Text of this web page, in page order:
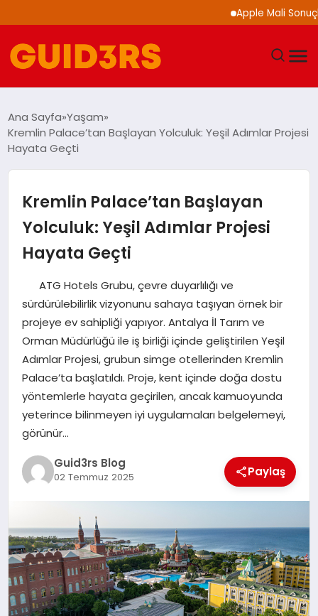
Apple Mali
YAŞAM
SAĞLIK
EKONOMI
MAGAZIN
EĞITIM
Ana Sayfa Yaşam
Kremlin Palace’tan Başlayan Yolculuk: Yeşil Adımlar Projesi
Hayata Geçti
Kremlin Palace’tan Başlayan
Yolculuk: Yeşil Adımlar Projesi
Hayata Geçti
ATG Hotels Grubu, çevre duyarlılığı ve
sürdürülebilirlik vizyonunu sahaya taşıyan örnek bir
projeye ev sahipliği yapıyor. Antalya İl Tarım ve
Orman Müdürlüğü ile iş birliği içinde geliştirilen Yeşil
Adımlar Projesi, grubun simge otellerinden Kremlin
Palace’ta başlatıldı. Proje, kent içinde doğa dostu
yöntemlerle hayata geçirilen, ancak kamuoyunda
yeterince bilinmeyen iyi uygulamaları belgelemeyi,
görünür…
Guid3rs Blog
02 Temmuz 2025 Paylaş